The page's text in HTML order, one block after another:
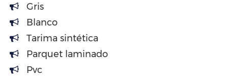
Gris
Blanco
Tarima sintética
Parquet laminado
Pvc